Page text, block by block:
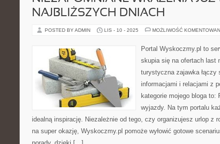
NAJBLIŻSZYCH DNIACH
POSTED BY ADMIN LIS - 10 - 2025 MOŻLIWOŚĆ
Portal Wyskoczmy.pl to
skupia się na ofertach last
turystyczna zajawka łączy
informacjami i relacjami z
kategorie mojego bloga to:
wyjazdy. Na tym portalu
idealną inspirację. Niezależnie od tego, czy organizujesz urlop z
na super okazję, Wyskoczmy.pl pomoże wyłowić gotowe